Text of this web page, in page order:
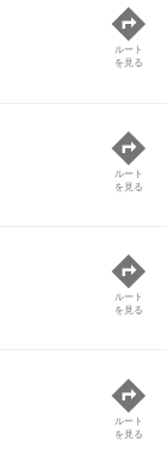
ルート
を見る
ルート
を見る
ルート
を見る
ルート
を見る